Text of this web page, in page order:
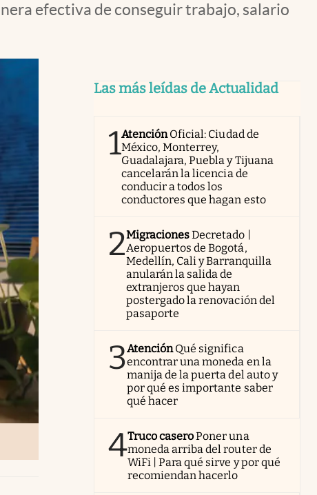
efectiva de conseguir trabajo, salario
Las más leídas de Actualidad
1AtenciónOficial: Ciudad de
México, Monterrey,
Guadalajara, Puebla y Tijuana
cancelarán la licencia de
conducir a todos los
conductores que hagan esto
2MigracionesDecretado |
Aeropuertos de Bogotá,
Medellín, Cali y Barranquilla
anularán la salida de
extranjeros que hayan
postergado la renovación del
pasaporte
3AtenciónQué significa
encontrar una moneda en la
manija de la puerta del auto y
por qué es importante saber
qué hacer
4Truco caseroPoner una
moneda arriba del router de
WiFi | Para qué sirve y por qué
recomiendan hacerlo